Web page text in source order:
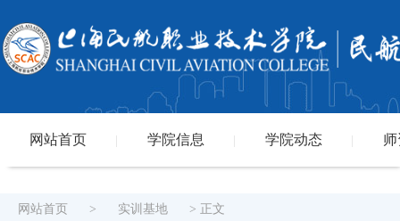
网站首页 学院信息 学院动态
网站首页 > 实训基地 > 正文